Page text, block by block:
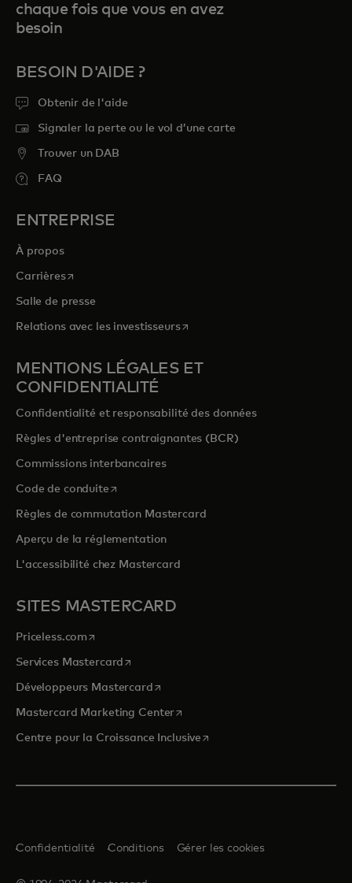
chaque fois que vous en avez
besoin
BESOIN D'AIDE ?
Obtenir de l'aide
Signaler la perte ou le vol d’une carte
Trouver un DAB
FAQ
ENTREPRISE
À propos
Carrièress’ouvre dans un nouvel onglet
Salle de presse
Relations avec les investisseurss’ouvre dans un nouvel onglet
MENTIONS LÉGALES ET
CONFIDENTIALITÉ
Confidentialité et responsabilité des données
Règles d'entreprise contraignantes (BCR)
Commissions interbancaires
Code de conduites’ouvre dans un nouvel onglet
Règles de commutation Mastercard
Aperçu de la réglementation
L'accessibilité chez Mastercard
SITES MASTERCARD
Priceless.com s’ouvre dans un nouvel onglet
Services Mastercard s’ouvre dans un nouvel onglet
Développeurs Mastercards’ouvre dans un nouvel onglet
Mastercard Marketing Centers’ouvre dans un nouvel onglet
Centre pour la Croissance Inclusive s’ouvre dans un nouvel
Confidentialité Conditions Gérer les cookies